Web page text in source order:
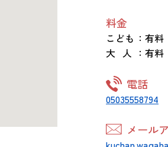
料金
こども ：有
大 人 ：有
電話
05035558794
メール